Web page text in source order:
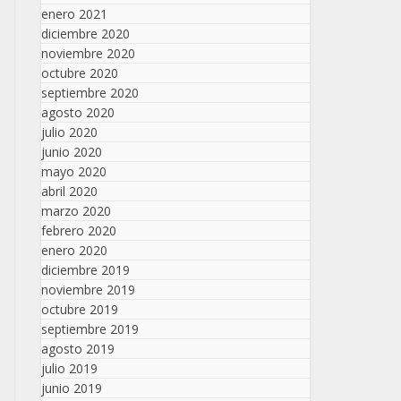
enero 2021
diciembre 2020
noviembre 2020
octubre 2020
septiembre 2020
agosto 2020
julio 2020
junio 2020
mayo 2020
abril 2020
marzo 2020
febrero 2020
enero 2020
diciembre 2019
noviembre 2019
octubre 2019
septiembre 2019
agosto 2019
julio 2019
junio 2019